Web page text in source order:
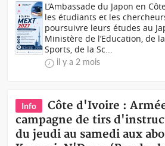
L’Ambassade du Japon en
les étudiants et les
poursuivre leurs études au
Ministère de l’Education, de
Sports, de la Sc...
il y a 2 mois
Info
Côte d'Ivoire :
campagne de tirs
du jeudi au samedi aux